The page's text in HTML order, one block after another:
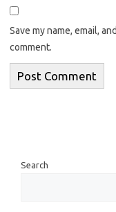
Save my name, email,
comment.
Search